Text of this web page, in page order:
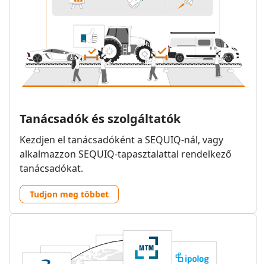
Tanácsadók és szolgáltatók
Kezdjen el tanácsadóként a SEQUIQ-nál, vagy
alkalmazzon SEQUIQ-tapasztalattal rendelkező
tanácsadókat.
Tudjon meg többet